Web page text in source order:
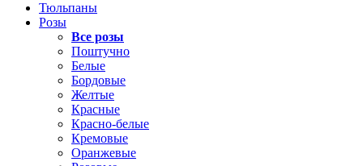
Тюльпаны
Розы
Все розы
Поштучно
Белые
Бордовые
Желтые
Красные
Красно-белые
Кремовые
Оранжевые